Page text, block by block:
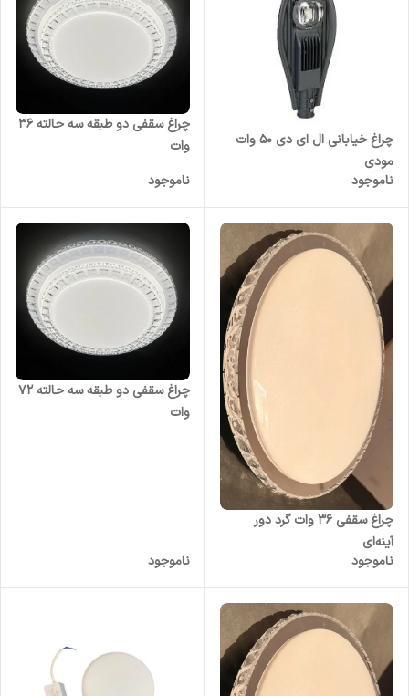
چراغ خیابانی ال ای دی 50 وات
مودی
ناموجود
چراغ سقفی دو طبقه سه حالته 36
وات
ناموجود
چراغ سقفی 36 وات گرد دور
آینه‌ای
ناموجود
چراغ سقفی دو طبقه سه حالته 72
وات
ناموجود